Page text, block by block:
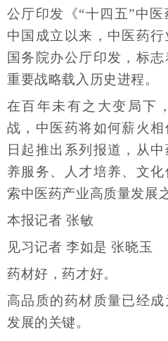
公厅印发《“十四五”中
中国成立以来，中医药
国务院办公厅印发，标
重要战略载入历史进程。
在百年未有之大变局下
战，中医药将如何薪火
日起推出系列报道，从
养服务、人才培养、文
索中医药产业高质量发展
本报记者 张敏
见习记者 李如是 张晓玉
药材好，药才好。
高品质的药材质量已经
发展的关键。